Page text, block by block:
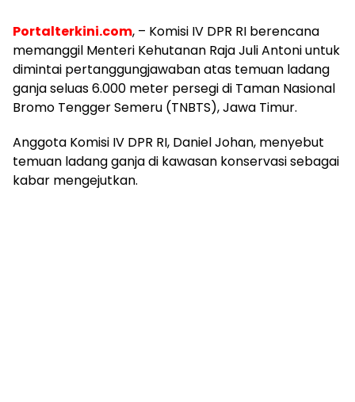
Portalterkini.com, – Komisi IV DPR RI berencana
memanggil Menteri Kehutanan Raja Juli Antoni untuk
dimintai pertanggungjawaban atas temuan ladang
ganja seluas 6.000 meter persegi di Taman Nasional
Bromo Tengger Semeru (TNBTS), Jawa Timur.
Anggota Komisi IV DPR RI, Daniel Johan, menyebut
temuan ladang ganja di kawasan konservasi sebagai
kabar mengejutkan.